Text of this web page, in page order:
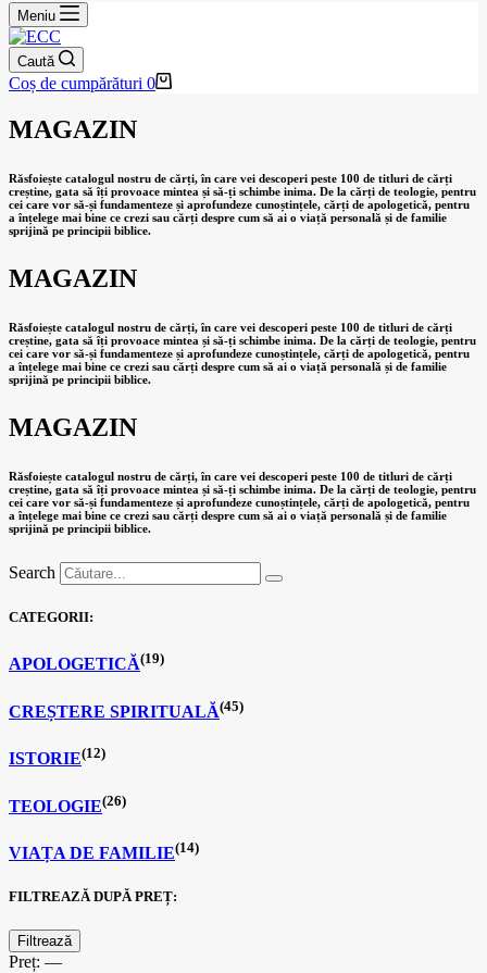
Meniu
Caută
Coș de cumpărături 0
MAGAZIN
Răsfoiește catalogul nostru de cărți, în care vei descoperi peste 100 de titluri de cărți
creștine, gata să îți provoace mintea și să-ți schimbe inima. De la cărți de teologie, pentru
cei care vor să-și fundamenteze și aprofundeze cunoștințele, cărți de apologetică, pentru
a înțelege mai bine ce crezi sau cărți despre cum să ai o viață personală și de familie
sprijină pe principii biblice.
MAGAZIN
Răsfoiește catalogul nostru de cărți, în care vei descoperi peste 100 de titluri de cărți
creștine, gata să îți provoace mintea și să-ți schimbe inima. De la cărți de teologie, pentru
cei care vor să-și fundamenteze și aprofundeze cunoștințele, cărți de apologetică, pentru
a înțelege mai bine ce crezi sau cărți despre cum să ai o viață personală și de familie
sprijină pe principii biblice.
MAGAZIN
Răsfoiește catalogul nostru de cărți, în care vei descoperi peste 100 de titluri de cărți
creștine, gata să îți provoace mintea și să-ți schimbe inima. De la cărți de teologie, pentru
cei care vor să-și fundamenteze și aprofundeze cunoștințele, cărți de apologetică, pentru
a înțelege mai bine ce crezi sau cărți despre cum să ai o viață personală și de familie
sprijină pe principii biblice.
Search
CATEGORII:
APOLOGETICĂ(19)
CREȘTERE SPIRITUALĂ(45)
ISTORIE(12)
TEOLOGIE(26)
VIAȚA DE FAMILIE(14)
FILTREAZĂ DUPĂ PREȚ:
Filtrează
Preț: —